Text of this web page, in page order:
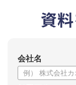
資
会社名